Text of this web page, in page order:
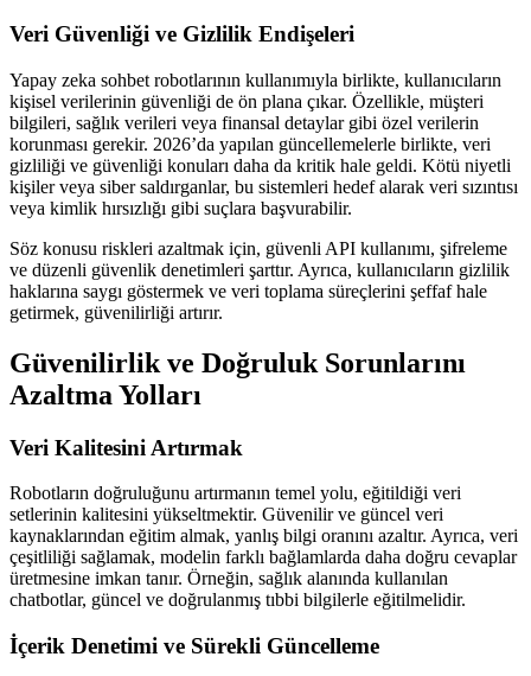
Veri Güvenliği ve Gizlilik Endişeleri
Yapay zeka sohbet robotlarının kullanımıyla birlikte, kullanıcıların
kişisel verilerinin güvenliği de ön plana çıkar. Özellikle, müşteri
bilgileri, sağlık verileri veya finansal detaylar gibi özel verilerin
korunması gerekir. 2026’da yapılan güncellemelerle birlikte, veri
gizliliği ve güvenliği konuları daha da kritik hale geldi. Kötü niyetli
kişiler veya siber saldırganlar, bu sistemleri hedef alarak veri sızıntısı
veya kimlik hırsızlığı gibi suçlara başvurabilir.
Söz konusu riskleri azaltmak için, güvenli API kullanımı, şifreleme
ve düzenli güvenlik denetimleri şarttır. Ayrıca, kullanıcıların gizlilik
haklarına saygı göstermek ve veri toplama süreçlerini şeffaf hale
getirmek, güvenilirliği artırır.
Güvenilirlik ve Doğruluk Sorunlarını
Azaltma Yolları
Veri Kalitesini Artırmak
Robotların doğruluğunu artırmanın temel yolu, eğitildiği veri
setlerinin kalitesini yükseltmektir. Güvenilir ve güncel veri
kaynaklarından eğitim almak, yanlış bilgi oranını azaltır. Ayrıca, veri
çeşitliliği sağlamak, modelin farklı bağlamlarda daha doğru cevaplar
üretmesine imkan tanır. Örneğin, sağlık alanında kullanılan
chatbotlar, güncel ve doğrulanmış tıbbi bilgilerle eğitilmelidir.
İçerik Denetimi ve Sürekli Güncelleme